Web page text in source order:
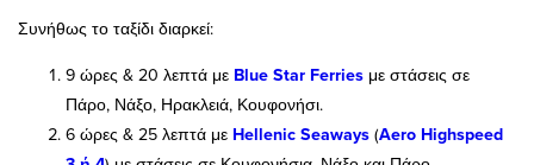
Συνήθως το ταξίδι διαρκεί:
9 ώρες & 20 λεπτά με Blue Star Ferries με στάσεις σε
Πάρο, Νάξο, Ηρακλειά, Κουφονήσι.
6 ώρες & 25 λεπτά με Hellenic Seaways (Aero Highspeed